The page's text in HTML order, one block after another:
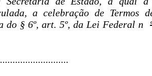
a celebração de Termos
do § 6º, art. 5º, da Lei Federal n